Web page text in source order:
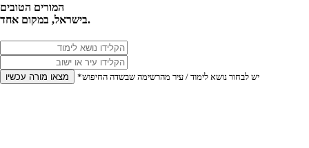
המורים הטובים
בישראל, במקום אחד.
מצאו מורה עכשיו *יש לבחור נושא לימוד / עיר מהרשימה שבשדה החיפוש